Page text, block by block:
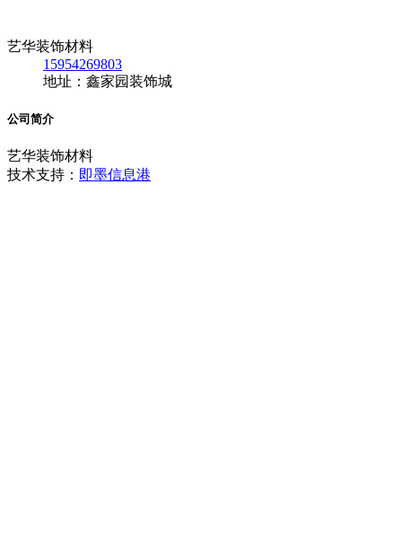
艺华装饰材料
15954269803
地址：鑫家园装饰城
公司简介
艺华装饰材料
技术支持： 即墨信息港